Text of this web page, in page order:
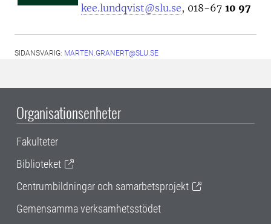
kee.lundqvist@slu.se, 018-67 10 97
SIDANSVARIG: MARTEN.GRANERT@SLU.SE
Organisationsenheter
Fakulteter
Biblioteket
Centrumbildningar och samarbetsprojekt
Gemensamma verksamhetsstödet